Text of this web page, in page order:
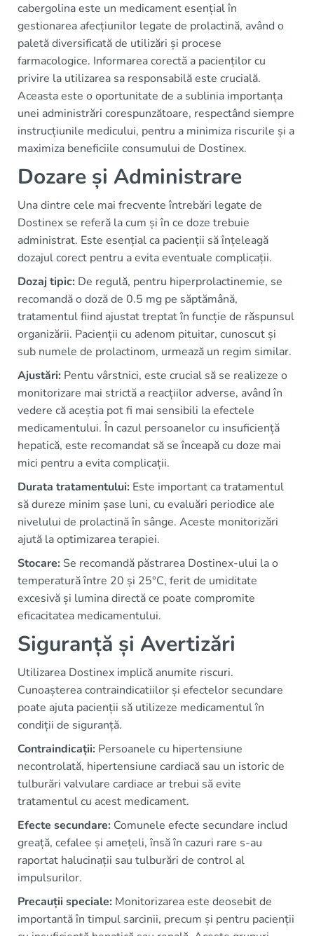
cabergolina este un medicament esențial în
gestionarea afecțiunilor legate de prolactină, având o
paletă diversificată de utilizări și procese
farmacologice. Informarea corectă a pacienților cu
privire la utilizarea sa responsabilă este crucială.
Aceasta este o oportunitate de a sublinia importanța
unei administrări corespunzătoare, respectând siempre
instrucțiunile medicului, pentru a minimiza riscurile și a
maximiza beneficiile consumului de Dostinex.
Dozare și Administrare
Una dintre cele mai frecvente întrebări legate de
Dostinex se referă la cum și în ce doze trebuie
administrat. Este esențial ca pacienții să înțeleagă
dozajul corect pentru a evita eventuale complicații.
Dozaj tipic: De regulă, pentru hiperprolactinemie, se
recomandă o doză de 0.5 mg pe săptămână,
tratamentul fiind ajustat treptat în funcție de răspunsul
organizării. Pacienții cu adenom pituitar, cunoscut și
sub numele de prolactinom, urmează un regim similar.
Ajustări: Pentu vârstnici, este crucial să se realizeze o
monitorizare mai strictă a reacțiilor adverse, având în
vedere că aceștia pot fi mai sensibili la efectele
medicamentului. În cazul persoanelor cu insuficiență
hepatică, este recomandat să se înceapă cu doze mai
mici pentru a evita complicații.
Durata tratamentului: Este important ca tratamentul
să dureze minim șase luni, cu evaluări periodice ale
nivelului de prolactină în sânge. Aceste monitorizări
ajută la optimizarea terapiei.
Stocare: Se recomandă păstrarea Dostinex-ului la o
temperatură între 20 și 25°C, ferit de umiditate
excesivă și lumina directă ce poate compromite
eficacitatea medicamentului.
Siguranță și Avertizări
Utilizarea Dostinex implică anumite riscuri.
Cunoașterea contraindicatiilor și efectelor secundare
poate ajuta pacienții să utilizeze medicamentul în
condiții de siguranță.
Contraindicații: Persoanele cu hipertensiune
necontrolată, hipertensiune cardiacă sau un istoric de
tulburări valvulare cardiace ar trebui să evite
tratamentul cu acest medicament.
Efecte secundare: Comunele efecte secundare includ
greață, cefalee și amețeli, însă în cazuri rare s-au
raportat halucinații sau tulburări de control al
impulsurilor.
Precauții speciale: Monitorizarea este deosebit de
importantă în timpul sarcinii, precum și pentru pacienții